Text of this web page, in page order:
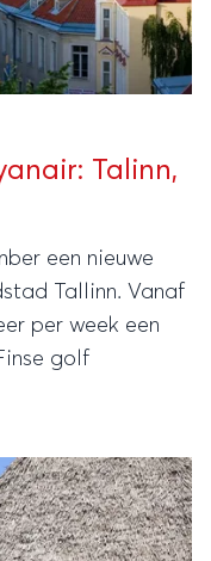
Talinn,
een nieuwe
Tallinn. Vanaf
per week een
golf